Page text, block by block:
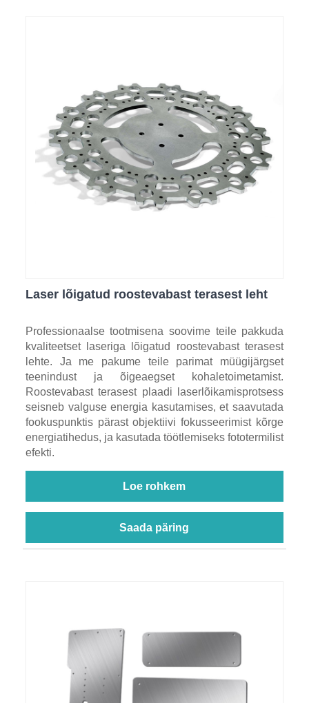
Laser lõigatud roostevabast terasest leht
Professionaalse tootmisena soovime teile pakkuda
kvaliteetset laseriga lõigatud roostevabast terasest
lehte. Ja me pakume teile parimat müügijärgset
teenindust ja õigeaegset kohaletoimetamist.
Roostevabast terasest plaadi laserlõikamisprotsess
seisneb valguse energia kasutamises, et saavutada
fookuspunktis pärast objektiivi fokusseerimist kõrge
energiatihedus, ja kasutada töötlemiseks fototermilist
efekti.
Loe rohkem
Saada päring